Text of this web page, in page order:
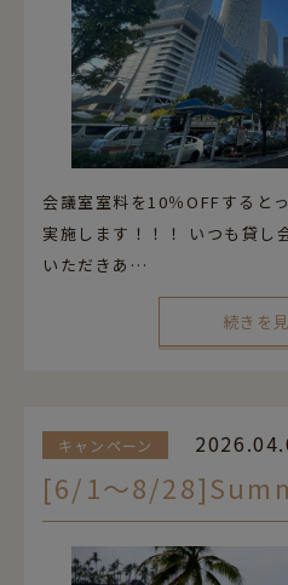
会議室室料を10％OFFすると
実施します！！！ いつも貸し
いただきあ…
続きを
キャンペーン